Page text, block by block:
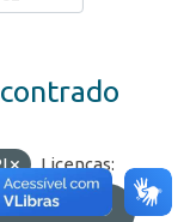
Licenças:
do